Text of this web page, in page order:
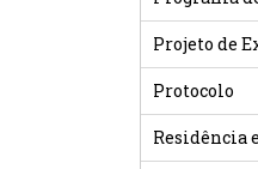
Projeto de
Protocolo
Residência